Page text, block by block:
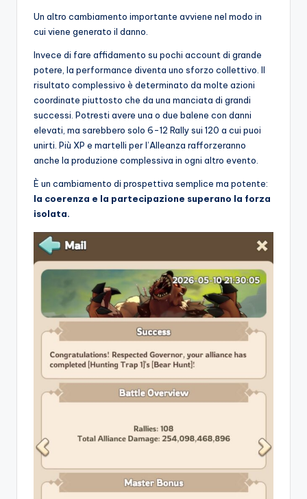
Un altro cambiamento importante avviene nel modo in
cui viene generato il danno.
Invece di fare affidamento su pochi account di grande
potere, la performance diventa uno sforzo collettivo. Il
risultato complessivo è determinato da molte azioni
coordinate piuttosto che da una manciata di grandi
successi. Potresti avere una o due balene con danni
elevati, ma sarebbero solo 6-12 Rally sui 120 a cui puoi
unirti. Più XP e martelli per l’Alleanza rafforzeranno
anche la produzione complessiva in ogni altro evento.
È un cambiamento di prospettiva semplice ma potente:
la coerenza e la partecipazione superano la forza
isolata.